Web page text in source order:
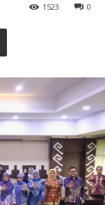
0
1523